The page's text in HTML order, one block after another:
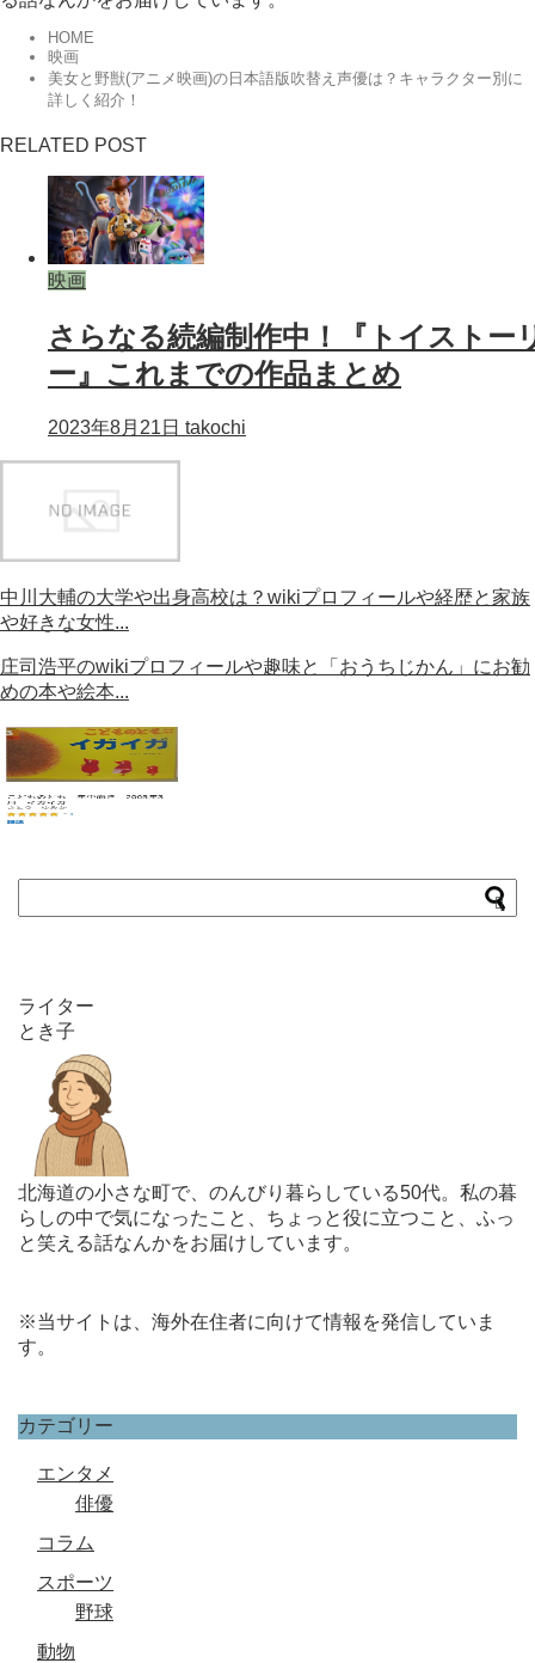
HOME
映画
美女と野獣(アニメ映画)の日本語版吹替え声優は？キャラクター別に
詳しく紹介！
RELATED POST
映画
さらなる続編制作中！『トイストー
ー』これまでの作品まとめ
2023年8月21日 takochi
中川大輔の大学や出身高校は？wikiプロフィールや経歴と家族
や好きな女性...
庄司浩平のwikiプロフィールや趣味と「おうちじかん」にお勧
めの本や絵本...
ライター
とき子
北海道の小さな町で、のんびり暮らしている50代。私の暮
らしの中で気になったこと、ちょっと役に立つこと、ふっ
と笑える話なんかをお届けしています。
※当サイトは、海外在住者に向けて情報を発信していま
す。
カテゴリー
エンタメ
俳優
コラム
スポーツ
野球
動物